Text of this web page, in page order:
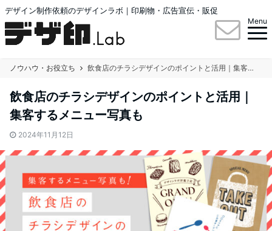
デザイン制作依頼のデザインラボ｜印刷物・広告宣伝・販促
Menu
ノウハウ・お役立ち 飲食店のチラシデザインのポイントと活用｜集客するメニュー写真も
飲食店のチラシデザインのポイントと活用｜
集客するメニュー写真も
2024年11月12日